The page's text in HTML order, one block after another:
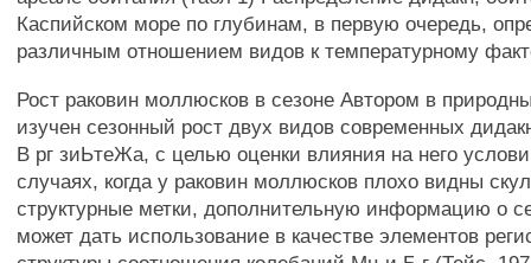
Каспийском море по глубинам, в первую очередь,
различным отношением видов к температурному
Рост раковин моллюсков в сезоне Автором в
изучен сезонный рост двух видов современных
В рг зиЬтеЖа, с целью оценки влияния на него
случаях, когда у раковин моллюсков плохо видны
структурные метки, дополнительную информацию о
может дать использование в качестве элементов